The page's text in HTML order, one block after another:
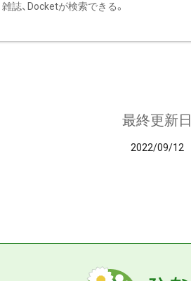
雑誌、Docketが検索できる。
最終更新日
2022/09/12